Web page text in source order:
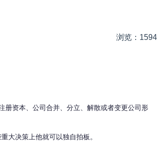
浏览：1594
册资本、公司合并、分立、解散或者变更公司形
大决策上他就可以独自拍板。